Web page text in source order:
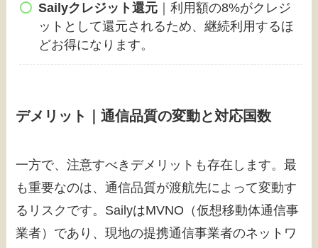
Sailyクレジット還元｜利用額の8%がクレジ
ットとして還元されるため、継続利用するほ
どお得になります。
デメリット｜通信品質の変動と対応国数
一方で、注意すべきデメリットも存在します。最
も重要なのは、通信品質が渡航先によって変動す
るリスクです。SailyはMVNO（仮想移動体通信事
業者）であり、現地の提携通信事業者のネットワ